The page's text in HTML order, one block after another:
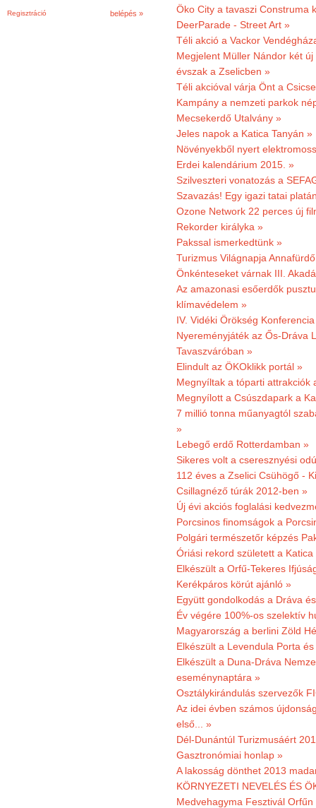
Regisztráció
Öko City a tavaszi Construma
DeerParade - Street Art »
Téli akció a Vackor
Megjelent Müller Nándor két
évszak a Zselicben »
Téli akcióval várja Önt a
Kampány a nemzeti parkok
Mecsekerdő Utalvány »
Jeles napok a Katica Tanyán »
Növényekből nyert
Erdei kalendárium 2015. »
Szilveszteri vonatozás a
Szavazás! Egy igazi tatai
Ozone Network 22 perces új
Rekorder királyka »
Pakssal ismerkedtünk »
Turizmus Világnapja
Önkénteseket várnak III.
Az amazonasi esőerdők
klímavédelem »
IV. Vidéki Örökség
Nyereményjáték az Ős-Dráva
Tavaszváróban »
Elindult az ÖKOklikk portál »
Megnyíltak a tóparti attrakciók
Megnyílott a Csúszdapark a
7 millió tonna műanyagtól
»
Lebegő erdő Rotterdamban »
Sikeres volt a cseresznyési
112 éves a Zselici Csühögő -
Csillagnéző túrák 2012-ben »
Új évi akciós foglalási
Porcsinos finomságok a
Polgári természetőr képzés
Óriási rekord született a Katica
Elkészült a Orfű-Tekeres
Kerékpáros körút ajánló »
Együtt gondolkodás a Dráva
Év végére 100%-os szelektív
Magyarország a berlini Zöld
Elkészült a Levendula Porta
Elkészült a Duna-Dráva
eseménynaptára »
Osztálykirándulás szervezők
Az idei évben számos
első... »
Dél-Dunántúl Turizmusáért
Gasztronómiai honlap »
A lakosság dönthet 2013
KÖRNYEZETI NEVELÉS ÉS
Medvehagyma Fesztivál